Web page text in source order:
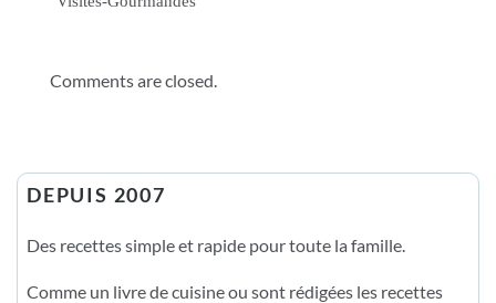
Comments are closed.
DEPUIS 2007
Des recettes simple et rapide pour toute la famille.
Comme un livre de cuisine ou sont rédigées les recettes